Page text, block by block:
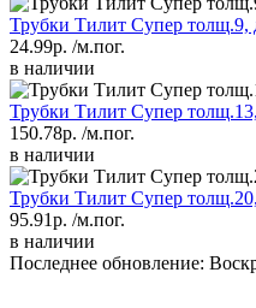
Трубки Тилит Супер толщ.9,
24.99р. /м.пог.
в наличии
Трубки Тилит Супер
150.78р. /м.пог.
в наличии
Трубки Тилит Супер
95.91р. /м.пог.
в наличии
Последнее обновление: